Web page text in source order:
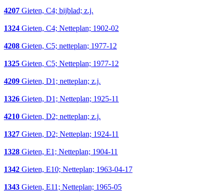
4207 Gieten, C4; bijblad; z.j.
1324 Gieten, C4; Netteplan; 1902-02
4208 Gieten, C5; netteplan; 1977-12
1325 Gieten, C5; Netteplan; 1977-12
4209 Gieten, D1; netteplan; z.j.
1326 Gieten, D1; Netteplan; 1925-11
4210 Gieten, D2; netteplan; z.j.
1327 Gieten, D2; Netteplan; 1924-11
1328 Gieten, E1; Netteplan; 1904-11
1342 Gieten, E10; Netteplan; 1963-04-17
1343 Gieten, E11; Netteplan; 1965-05